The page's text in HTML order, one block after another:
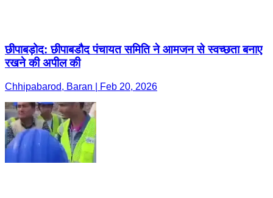
छीपाबड़ोद: छीपाबडौद पंचायत समिति ने आमजन से स्वच्छता बनाए
रखने की अपील की
Chhipabarod, Baran | Feb 20, 2026